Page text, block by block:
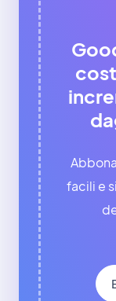
facili e